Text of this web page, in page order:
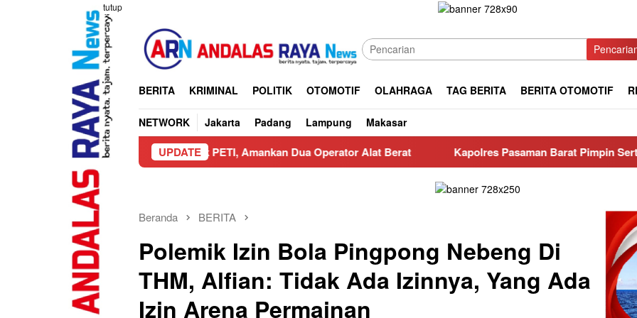
tutup
BERITA KRIMINAL POLITIK OTOMOTIF OLAHRAGA TAG BERITA BERITA OTOMOTIF
NETWORK Jakarta Padang Lampung Makasar
UPDATE
Ungkap Praktik PETI, Amankan Dua Operator Alat Berat Kapolres Pasaman Barat Pimpin Sertijab PJU dan
Beranda BERITA
Polemik Izin Bola Pingpong Nebeng Di
THM, Alfian: Tidak Ada Izinnya, Yang Ada
Izin Arena Permainan